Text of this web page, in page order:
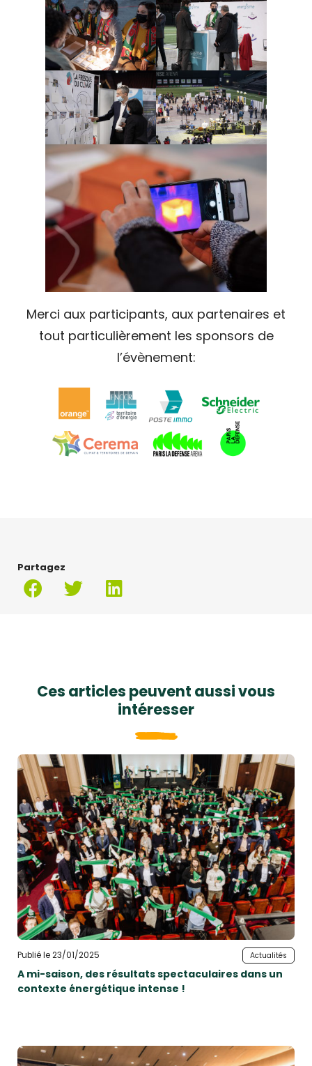
Merci aux participants, aux partenaires et
tout particulièrement les sponsors de
l’évènement:
Partagez
Ces articles peuvent aussi vous
intéresser
Publié le 23/01/2025 Actualités
A mi-saison, des résultats spectaculaires dans un
contexte énergétique intense !